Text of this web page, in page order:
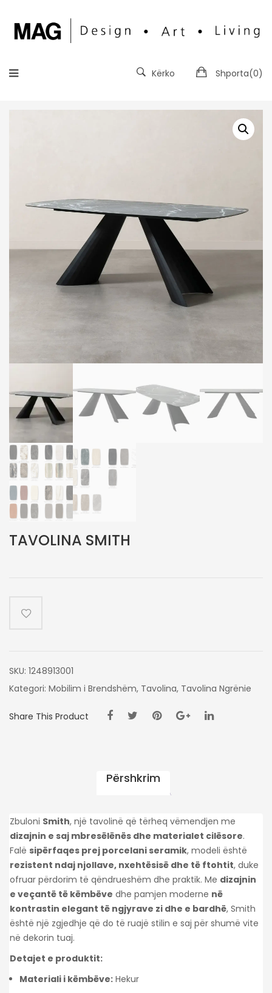
Shporta(0)
Kërko
TAVOLINA SMITH
SKU: 1248913001
Kategori: Mobilim i Brendshëm, Tavolina, Tavolina Ngrënie
Share This Product
Përshkrim
Zbuloni Smith, një tavolinë që tërheq vëmendjen me
dizajnin e saj mbresëlënës dhe materialet cilësore.
Falë sipërfaqes prej porcelani seramik, modeli është
rezistent ndaj njollave, nxehtësisë dhe të ftohtit, duke
ofruar përdorim të qëndrueshëm dhe praktik. Me dizajnin
e veçantë të këmbëve dhe pamjen moderne në
kontrastin elegant të ngjyrave zi dhe e bardhë, Smith
është një zgjedhje që do të ruajë stilin e saj për shumë vite
në dekorin tuaj.
Detajet e produktit:
Materiali i këmbëve: Hekur